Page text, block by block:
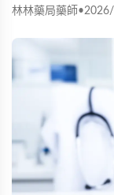
林林藥局藥師•